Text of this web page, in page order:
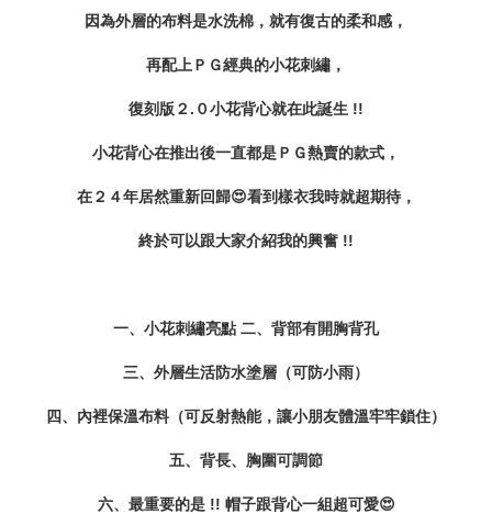
因為外層的布料是水洗棉，就有復古的柔和感，
再配上ＰＧ經典的小花刺繡，
復刻版２.０小花背心就在此誕生 !!
小花背心在推出後一直都是ＰＧ熱賣的款式，
在２４年居然重新回歸😍看到樣衣我時就超期待，
終於可以跟大家介紹我的興奮 !!
一、小花刺繡亮點 二、背部有開胸背孔
三、外層生活防水塗層 （可防小雨）
四、內裡保溫布料（可反射熱能，讓小朋友體溫牢牢鎖住）
五、背長、胸圍可調節
六、最重要的是 !! 帽子跟背心一組超可愛😍